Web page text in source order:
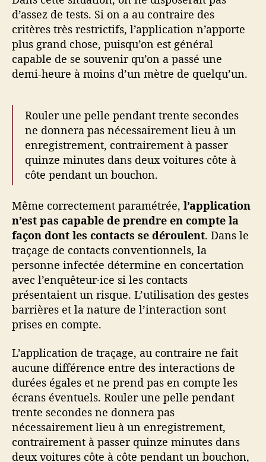
d’assez de tests. Si on a au contraire des
critères très restrictifs, l’application n’apporte
plus grand chose, puisqu’on est général
capable de se souvenir qu’on a passé une
demi-heure à moins d’un mètre de quelqu’un.
Rouler une pelle pendant trente secondes
ne donnera pas nécessairement lieu à un
enregistrement, contrairement à passer
quinze minutes dans deux voitures côte à
côte pendant un bouchon.
Même correctement paramétrée, l’application
n’est pas capable de prendre en compte la
façon dont les contacts se déroulent. Dans le
traçage de contacts conventionnels, la
personne infectée détermine en concertation
avec l’enquêteur·ice si les contacts
présentaient un risque. L’utilisation des gestes
barrières et la nature de l’interaction sont
prises en compte.
L’application de traçage, au contraire ne fait
aucune différence entre des interactions de
durées égales et ne prend pas en compte les
écrans éventuels. Rouler une pelle pendant
trente secondes ne donnera pas
nécessairement lieu à un enregistrement,
contrairement à passer quinze minutes dans
deux voitures côte à côte pendant un bouchon,